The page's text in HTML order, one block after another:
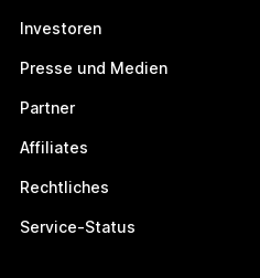
Investoren
Presse und Medien
Partner
Affiliates
Rechtliches
Service-Status